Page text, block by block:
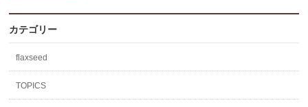
カテゴリー
flaxseed
TOPICS